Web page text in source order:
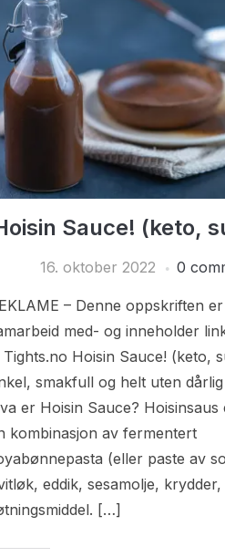
Sauce! (keto,
16. oktober 2022 0
– Denne oppskriften
med- og inneholder
Tights.no Hoisin Sauce! (keto,
smakfull og helt uten
er Hoisin Sauce? Hoisinsaus
kombinasjon av fermentert
(eller paste av
eddik, sesamolje, krydder,
[…]